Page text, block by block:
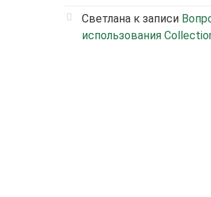
Светлана к записи
использования